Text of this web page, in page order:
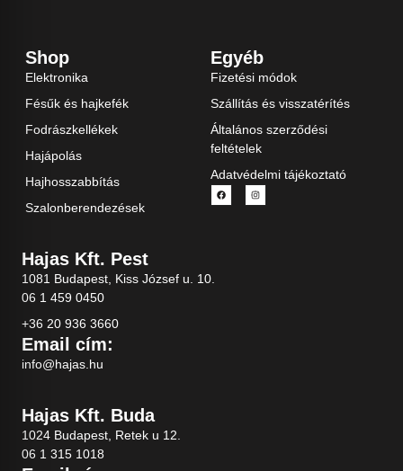
Shop
Elektronika
Fésűk és hajkefék
Fodrászkellékek
Hajápolás
Hajhosszabbítás
Szalonberendezések
Egyéb
Fizetési módok
Szállítás és visszatérítés
Általános szerződési
feltételek
Adatvédelmi tájékoztató
Hajas Kft. Pest
1081 Budapest, Kiss József u. 10.
06 1 459 0450
+36 20 936 3660
Email cím:
info@hajas.hu
Hajas Kft. Buda
1024 Budapest, Retek u 12.
06 1 315 1018